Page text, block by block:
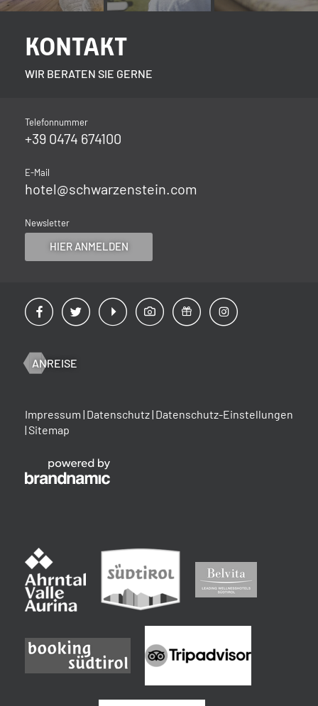
ANREISE
Impressum | Datenschutz| Datenschutz-Einstellungen
|Sitemap
KONTAKT
WIR BERATEN SIE GERNE
Telefonnummer
+39 0474 674100
E-Mail
hotel@schwarzenstein.com
Newsletter
HIER ANMELDEN